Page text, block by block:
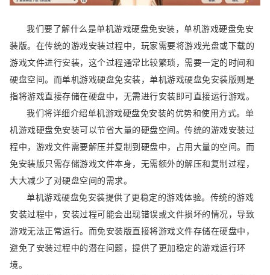
我们要了解什么是单机游戏硬盘免安装，单机游戏硬盘免安
装版。在传统的游戏安装过程中，玩家需要将游戏光盘或下载的
游戏文件进行安装，这个过程通常比较繁琐，需要一定的时间和
硬盘空间。而单机游戏硬盘免安装，单机游戏硬盘免安装版则是
指将游戏直接存储在硬盘中，无需进行安装即可直接运行游戏。
我们将详细介绍单机游戏硬盘免安装的优势和使用方式。单
机游戏硬盘免安装可以节省大量的硬盘空间。传统的游戏安装过
程中，游戏文件需要解压并复制到硬盘中，占用大量的空间。而
免安装版只需存储游戏文件本身，无需额外的解压和复制过程，
大大减少了对硬盘空间的需求。
单机游戏硬盘免安装提供了更稳定的游戏体验。传统的游戏
安装过程中，安装过程可能会出现错误或文件损坏的情况，导致
游戏无法正常运行。而免安装版直接将游戏文件存储在硬盘中，
避免了安装过程中的潜在问题，提供了更加稳定的游戏运行环
境。